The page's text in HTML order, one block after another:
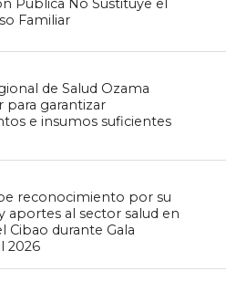
Pública No Sustituye el
Familiar
de Salud Ozama
para garantizar
e insumos suficientes
reconocimiento por su
aportes al sector salud en
Cibao durante Gala
2026